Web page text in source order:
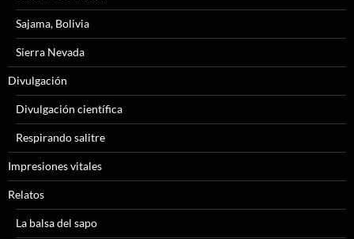
Sajama, Bolivia
Sierra Nevada
Divulgación
Divulgación científica
Respirando salitre
Impresiones vitales
Relatos
La balsa del sapo